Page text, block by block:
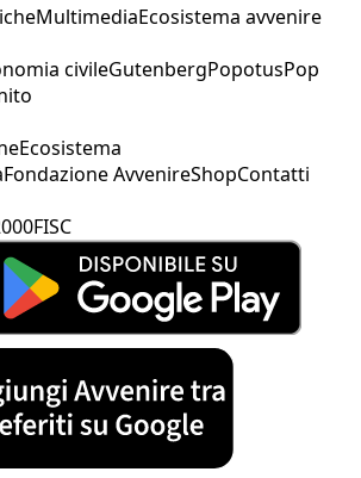
MultimediaEcosistema avvenire
civileGutenbergPopotusPop
Ecosistema
Fondazione AvvenireShopContatti
FISC